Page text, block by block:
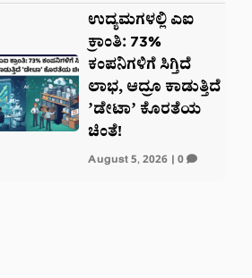
ಉದ್ಯಮಗಳಲ್ಲಿ ಎಐ
ಕ್ರಾಂತಿ: 73%
ಕಂಪನಿಗಳಿಗೆ ಸಿಗ್ತಿದೆ
ಲಾಭ, ಆದ್ರೂ ಕಾಡುತ್ತಿದೆ
ʼಡೇಟಾʼ ಕೊರತೆಯ
ಚಿಂತೆ!
August 5, 2026| 0